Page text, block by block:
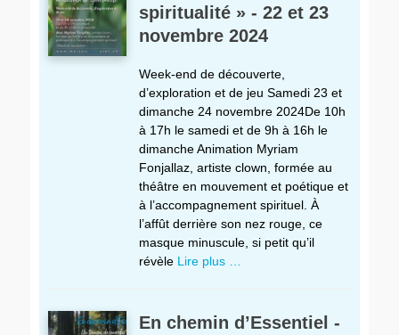
spiritualité » - 22 et 23
novembre 2024
Week-end de découverte,
d’exploration et de jeu Samedi 23 et
dimanche 24 novembre 2024De 10h
à 17h le samedi et de 9h à 16h le
dimanche Animation Myriam
Fonjallaz, artiste clown, formée au
théâtre en mouvement et poétique et
à l’accompagnement spirituel. À
l’affût derrière son nez rouge, ce
masque minuscule, si petit qu’il
révèle Lire plus …
En chemin d’Essentiel -